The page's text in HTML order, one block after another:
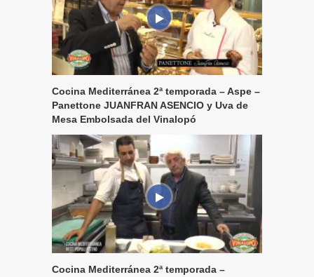
Cocina Mediterránea 2ª temporada – Aspe –
Panettone JUANFRAN ASENCIO y Uva de
Mesa Embolsada del Vinalopó
Cocina Mediterránea 2ª temporada –